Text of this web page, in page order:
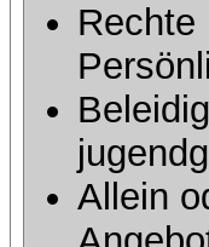
Rechte
Allein